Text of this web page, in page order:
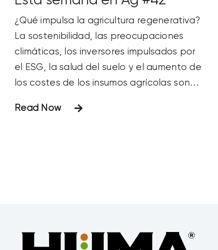
abundante en 2025. Por otra parte, está
lo seco y lo muy seco.
¿Qué impulsa la agricultura regenerativa?
La sostenibilidad, las preocupaciones
climáticas, los inversores impulsados por
el ESG, la salud del suelo y el aumento de
los costes de los insumos agrícolas son
medida. Otro puede ser el cambio
cambio en la población y un cambio en la
Read Now